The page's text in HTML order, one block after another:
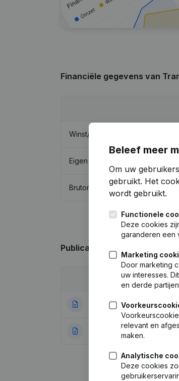
Financiële gegevens van
Winst/Verlies
Eigen vermogen
Brutomarge
Publicaties
30-04-2019
16-12-2015
Beleef meer
Om uw
gebruikt. Het
wordt gebruikt.
Functionele
Deze cookies
garanderen een
Marketing
Door marketing
uw interesses.
en derde
relevant en
maken.
Analytische
Deze cookies